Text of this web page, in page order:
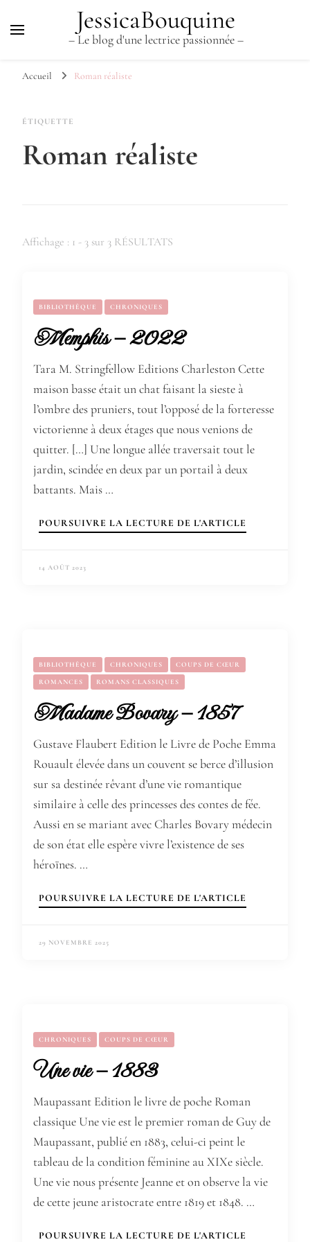
JessicaBouquine
– Le blog d'une lectrice passionnée –
Accueil Roman réaliste
ÉTIQUETTE
Roman réaliste
Affichage : 1 - 3 sur 3 RÉSULTATS
BIBLIOTHÈQUE CHRONIQUES
Memphis – 2022
Tara M. Stringfellow Editions Charleston Cette
maison basse était un chat faisant la sieste à
l’ombre des pruniers, tout l’opposé de la forteresse
victorienne à deux étages que nous venions de
quitter. […] Une longue allée traversait tout le
jardin, scindée en deux par un portail à deux
battants. Mais …
POURSUIVRE LA LECTURE DE L'ARTICLE
14 AOÛT 2023
BIBLIOTHÈQUE CHRONIQUES COUPS DE CŒUR
ROMANCES ROMANS CLASSIQUES
Madame Bovary – 1857
Gustave Flaubert Edition le Livre de Poche Emma
Rouault élevée dans un couvent se berce d’illusion
sur sa destinée rêvant d’une vie romantique
similaire à celle des princesses des contes de fée.
Aussi en se mariant avec Charles Bovary médecin
de son état elle espère vivre l’existence de ses
héroïnes. …
POURSUIVRE LA LECTURE DE L'ARTICLE
29 NOVEMBRE 2025
CHRONIQUES COUPS DE CŒUR
Une vie – 1883
Maupassant Edition le livre de poche Roman
classique Une vie est le premier roman de Guy de
Maupassant, publié en 1883, celui-ci peint le
tableau de la condition féminine au XIXe siècle.
Une vie nous présente Jeanne et on observe la vie
de cette jeune aristocrate entre 1819 et 1848. …
POURSUIVRE LA LECTURE DE L'ARTICLE